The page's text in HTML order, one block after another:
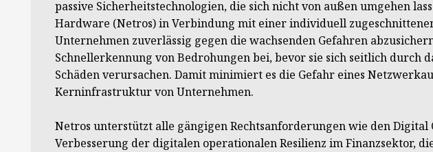
passive Sicherheitstechnologien, die sich nicht von außen umgehen
Hardware (Netros) in Verbindung mit einer individuell
Unternehmen zuverlässig gegen die wachsenden Gefahren
Schnellerkennung von Bedrohungen bei, bevor sie sich seitlich durch
Schäden verursachen. Damit minimiert es die Gefahr eines
Kerninfrastruktur von Unternehmen.
Netros unterstützt alle gängigen Rechtsanforderungen wie den Digital
Verbesserung der digitalen operationalen Resilienz im Finanzsektor,